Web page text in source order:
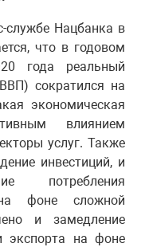
Нацбанка в
что в годовом
года реальный
сократился на
экономическая
влиянием
услуг. Также
инвестиций, и
потребления
на фоне сложной
и замедление
экспорта на фоне